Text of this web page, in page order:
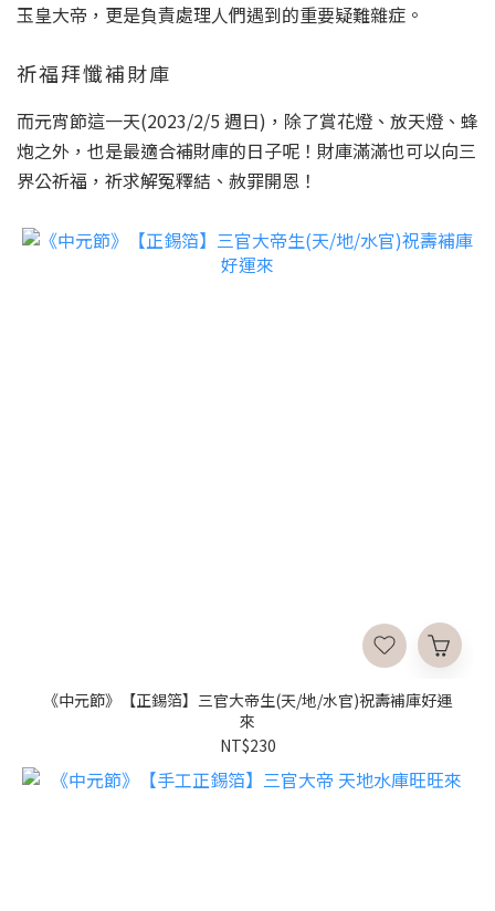
玉皇大帝，更是負責處理人們遇到的重要疑難雜症。
祈福拜懺補財庫
而元宵節這一天(2023/2/5 週日)，除了賞花燈、放天燈、蜂
炮之外，也是最適合補財庫的日子呢！財庫滿滿也可以向三
界公祈福，祈求解冤釋結、赦罪開恩！
《中元節》【正錫箔】三官大帝生(天/地/水官)祝壽補庫好運
來
NT$230